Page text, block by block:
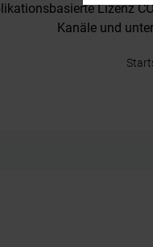
Lizenz
Kanäle und